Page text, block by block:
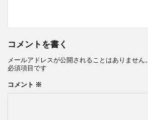
コメントを書く
メールアドレスが公開されることはありません。
必須項目です
コメント ※